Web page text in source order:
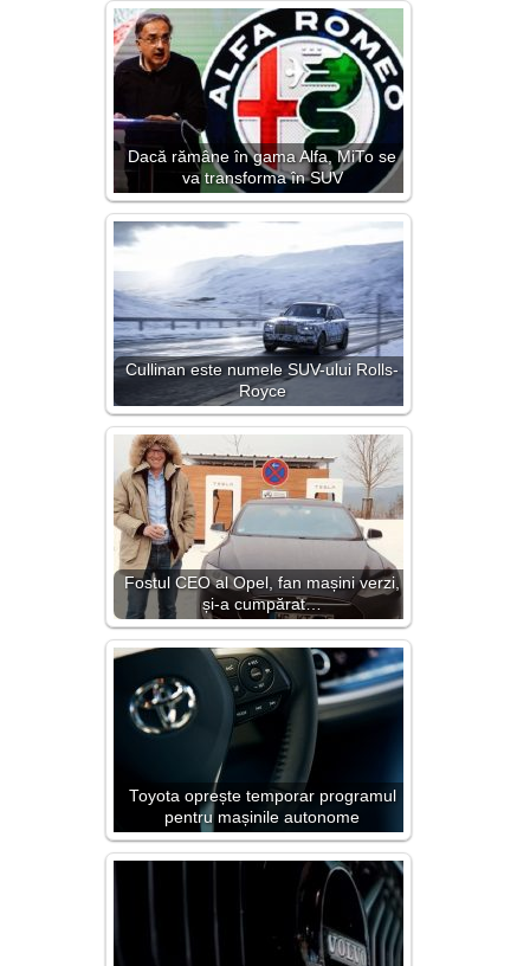
Dacă rămâne în gama Alfa, MiTo se
va transforma în SUV
Cullinan este numele SUV-ului Rolls-
Royce
Fostul CEO al Opel, fan mașini verzi,
și-a cumpărat…
Toyota oprește temporar programul
pentru mașinile autonome